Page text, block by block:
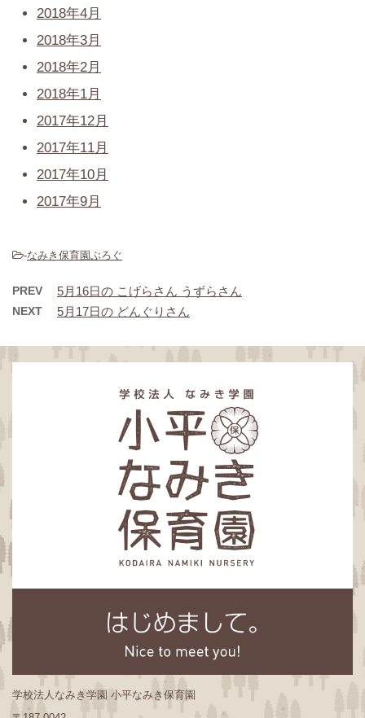
2018年4月
2018年3月
2018年2月
2018年1月
2017年12月
2017年11月
2017年10月
2017年9月
-なみき保育園ぶろぐ
PREV 5月16日の こげらさん うずらさん
NEXT 5月17日の どんぐりさん
学校法人なみき学園 小平なみき保育園